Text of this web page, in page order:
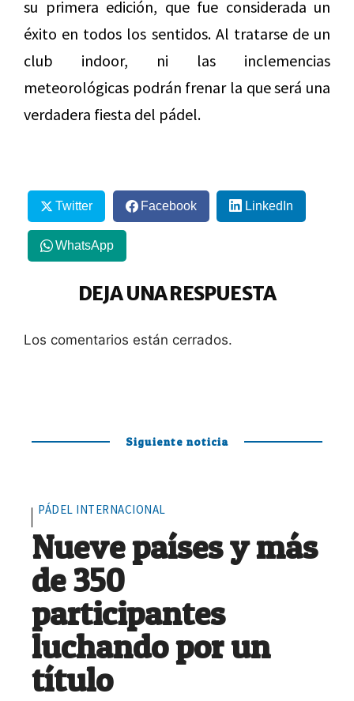
su primera edición, que fue considerada un
éxito en todos los sentidos. Al tratarse de un
club indoor, ni las inclemencias
meteorológicas podrán frenar la que será una
verdadera fiesta del pádel.
Twitter Facebook LinkedIn
WhatsApp
DEJA UNA RESPUESTA
Los comentarios están cerrados.
Siguiente noticia
PÁDEL INTERNACIONAL
Nueve países y más
de 350
participantes
luchando por un
título